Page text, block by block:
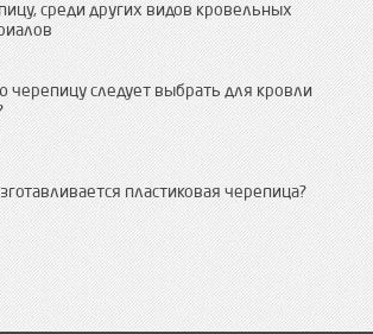
среди других видов кровельных
черепицу следует выбрать для кровли
пластиковая черепица?